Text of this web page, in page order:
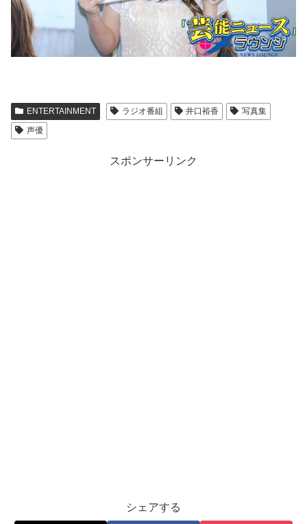
ENTERTAINMENT ラジオ番組 井口裕香
写真集
声優
スポンサーリンク
シェアする